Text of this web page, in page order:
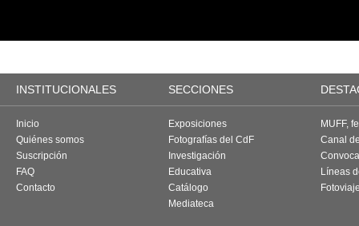
INSTITUCIONALES SECCIONES
Inicio
Quiénes somos
Suscripción
FAQ
Contacto
Exposiciones
Fotografías del CdF
Investigación
Educativa
Catálogo
Mediateca
MUFF,
Canal
Líneas